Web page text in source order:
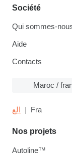
Société
Qui sommes-
Aide
Contacts
Maroc /
الع Fra
Nos projets
Autoline™